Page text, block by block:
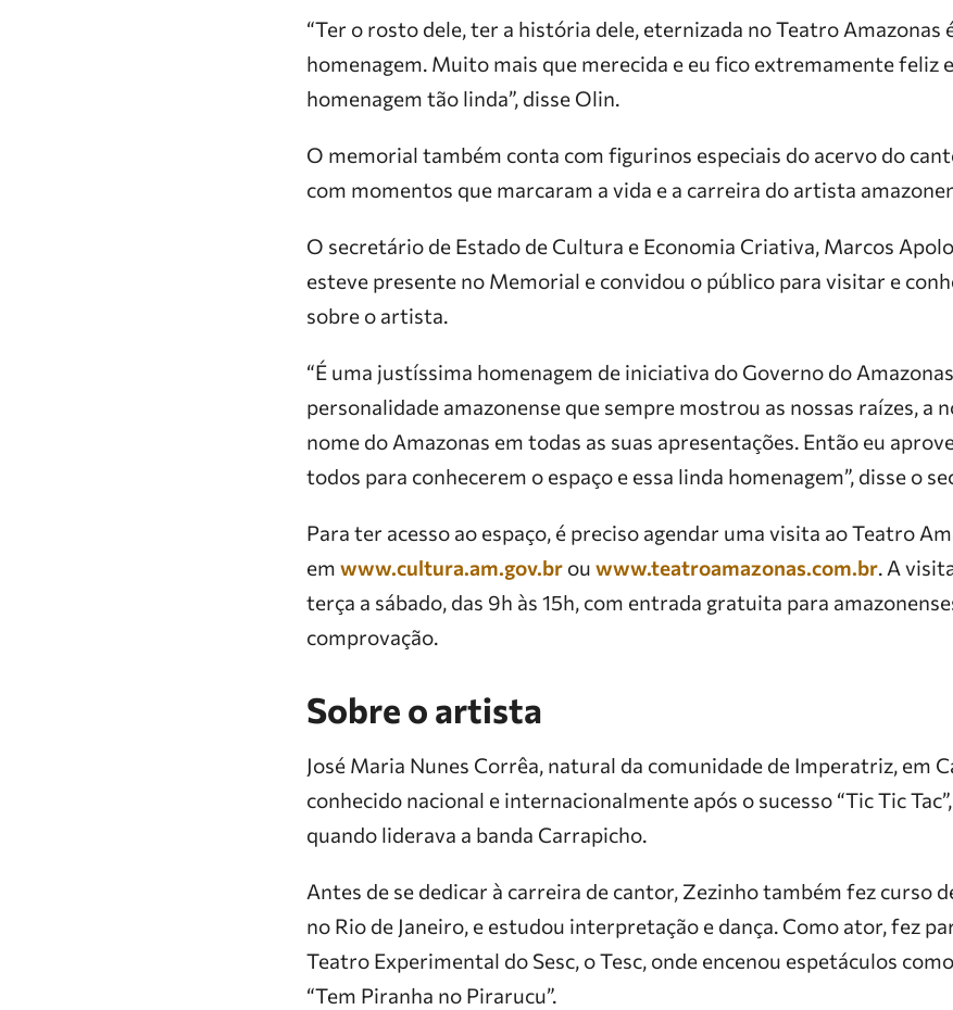
“Ter o rosto dele, ter a história dele, eternizada no Teatro Amazonas
homenagem. Muito mais que merecida e eu fico extremamente feliz
homenagem tão linda”, disse Olin.
O memorial também conta com figurinos especiais do acervo do
com momentos que marcaram a vida e a carreira do artista
O secretário de Estado de Cultura e Economia Criativa, Marcos
esteve presente no Memorial e convidou o público para visitar e
sobre o artista.
“É uma justíssima homenagem de iniciativa do Governo do
personalidade amazonense que sempre mostrou as nossas raízes, a
nome do Amazonas em todas as suas apresentações. Então eu
todos para conhecerem o espaço e essa linda homenagem”, disse o
Para ter acesso ao espaço, é preciso agendar uma visita ao Teatro
em www.cultura.am.gov.br ou www.teatroamazonas.com.br. A
terça a sábado, das 9h às 15h, com entrada gratuita para
comprovação.
Sobre o artista
José Maria Nunes Corrêa, natural da comunidade de Imperatriz, em
conhecido nacional e internacionalmente após o sucesso “Tic Tic
quando liderava a banda Carrapicho.
Antes de se dedicar à carreira de cantor, Zezinho também fez curso
no Rio de Janeiro, e estudou interpretação e dança. Como ator, fez
Teatro Experimental do Sesc, o Tesc, onde encenou espetáculos
“Tem Piranha no Pirarucu”.